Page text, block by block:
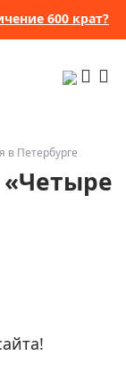
600 крат?
в Петербурге